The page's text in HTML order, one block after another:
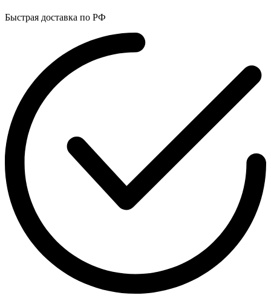
Быстрая доставка по РФ